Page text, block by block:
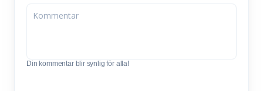
Din kommentar blir synlig för alla!